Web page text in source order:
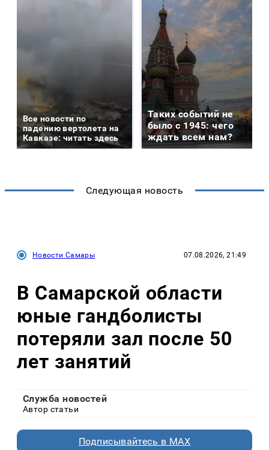
Все новости по
падению вертолета на
Кавказе: читать здесь
Таких событий не
было с 1945: чего
ждать всем нам?
Следующая новость
Новости Самары 07.08.2026, 21:49
В Самарской области
юные гандболисты
потеряли зал после 50
лет занятий
Служба новостей
Автор статьи
Подписывайтесь в MAX